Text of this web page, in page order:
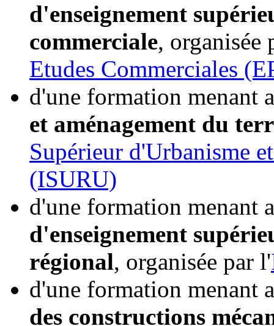
d'enseignement
commerciale, organisée
Etudes Commerciales
d'une formation menant
et aménagement du
Supérieur d'Urbanisme
(ISURU)
d'une formation menant
d'enseignement
régional, organisée par l'
d'une formation menant
des constructions